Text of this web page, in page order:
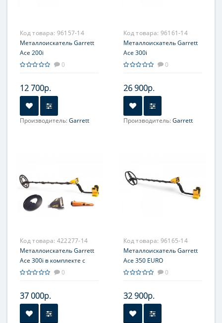
Код товара: 96157-14
Металлоискатель Garrett
Ace 200i
0
12 700р.
Производитель:Garrett
Код товара: 96161-14
Металлоискатель Garrett
Ace 300i
0
26 900р.
Производитель:Garrett
Код товара: 422277-14
Металлоискатель Garrett
Ace 300i в комплекте с
пинпойнтером Pro-Pointer
0
37 000р.
Код товара: 96165-14
Металлоискатель Garrett
Ace 350 EURO
0
32 900р.